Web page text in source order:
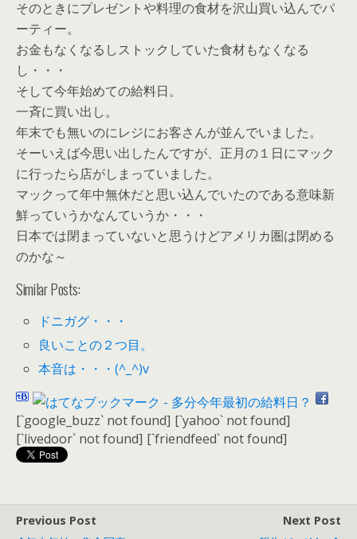
そのときにプレゼントや料理の食材を沢山買い込んでパ
ーティー。
お金もなくなるしストックしていた食材もなくなる
し・・・
そして今年始めての給料日。
一斉に買い出し。
年末でも無いのにレジにお客さんが並んでいました。
そーいえば今思い出したんですが、正月の１日にマック
に行ったら店がしまっていました。
マックって年中無休だと思い込んでいたのである意味新
鮮っていうかなんていうか・・・
日本では閉まっていないと思うけどアメリカ圏は閉める
のかな～
Similar Posts:
ドニガグ・・・
良いことの２つ目。
本音は・・・(^_^)v
[`google_buzz` not found] [`yahoo` not found]
[`livedoor` not found] [`friendfeed` not found]
Previous Post
Next Post